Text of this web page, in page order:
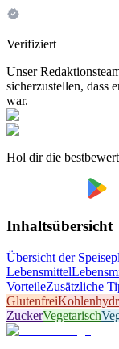
Verifiziert
Unser
sicherzustellen, dass
war.
Hol dir die
Inhaltsübersicht
Übersicht der
Lebensmittel
VorteileZusätzliche
Glutenfrei
ZuckerVegetarisch